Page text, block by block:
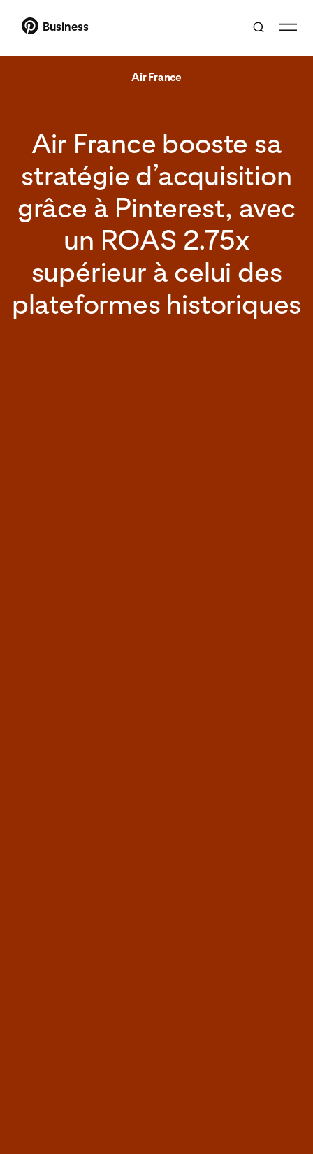
Business
Air France
Air France booste sa
stratégie d’acquisition
grâce à Pinterest, avec
un ROAS 2.75x
supérieur à celui des
plateformes historiques